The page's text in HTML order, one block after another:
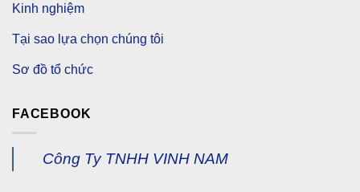
Kinh nghiệm
Tại sao lựa chọn chúng tôi
Sơ đồ tổ chức
FACEBOOK
Công Ty TNHH VINH NAM